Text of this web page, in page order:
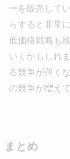
ーを販売して
らすると非常
低価格戦略も
いくかもしれ
る競争が薄く
の競争が増え
まとめ